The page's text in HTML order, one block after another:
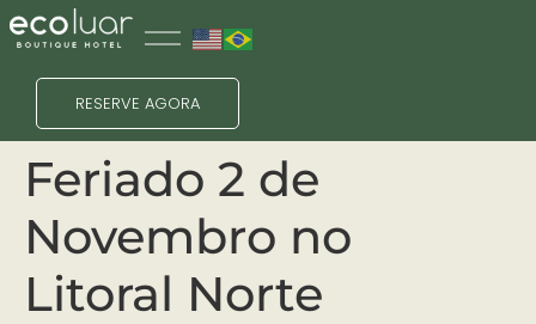
RESERVE AGORA
Feriado 2 de
Novembro no
Litoral Norte